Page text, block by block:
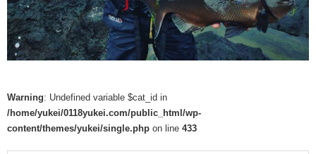
Warning: Undefined variable $cat_id in
/home/yukei/0118yukei.com/public_html/wp-
content/themes/yukei/single.php on line 433